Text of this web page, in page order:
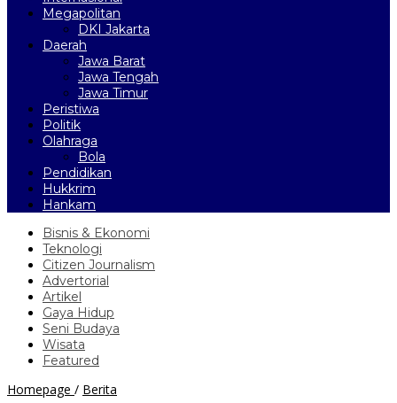
Megapolitan
DKI Jakarta
Daerah
Jawa Barat
Jawa Tengah
Jawa Timur
Peristiwa
Politik
Olahraga
Bola
Pendidikan
Hukkrim
Hankam
Bisnis & Ekonomi
Teknologi
Citizen Journalism
Advertorial
Artikel
Gaya Hidup
Seni Budaya
Wisata
Featured
Homepage / Berita